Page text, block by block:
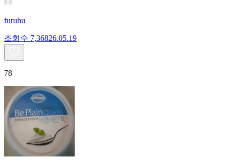
furuhu
조회수 7,36826.05.19
78